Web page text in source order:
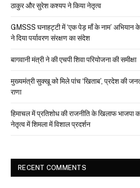
ठाकुर और सुरेश कश्यप ने किया नेतृत्व
GMSSS घनाहट्टी में ‘एक पेड़ माँ के नाम’ अभियान के
ने दिया पर्यावरण संरक्षण का संदेश
बागवानी मंत्री ने की एचपी शिवा परियोजना की समीक्षा
मुख्यमंत्री सुक्खू को मिले पांच ‘खिताब’, प्रदेश की
राणा
हिमाचल में प्रतिशोध की राजनीति के खिलाफ भाजपा
नेतृत्व में शिमला में विशाल प्रदर्शन
RECENT COMMENTS